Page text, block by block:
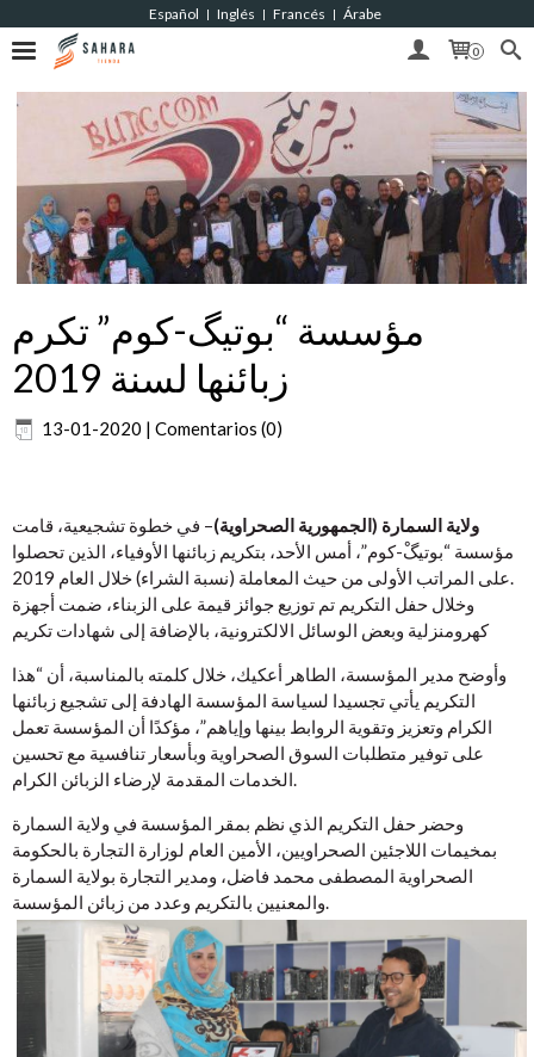
Español | Inglés | Francés | Árabe
0
مؤسسة “بوتيگ-كوم” تكرم
زبائنها لسنة 2019
13-01-2020 | Comentarios (0)
ولاية السمارة (الجمهورية الصحراوية)– في خطوة تشجيعية، قامت
مؤسسة “بوتيگْ-كوم”، أمس الأحد، بتكريم زبائنها الأوفياء، الذين تحصلوا
وخلال حفل التكريم تم توزيع جوائز قيمة على الزبناء، ضمت أجهزة
كهرومنزلية وبعض الوسائل الالكترونية، بالإضافة إلى شهادات تكريم
وأوضح مدير المؤسسة، الطاهر أعكيك، خلال كلمته بالمناسبة، أن “هذا
التكريم يأتي تجسيدا لسياسة المؤسسة الهادفة إلى تشجيع زبائنها
الكرام وتعزيز وتقوية الروابط بينها وإياهم”، مؤكدًا أن المؤسسة تعمل
على توفير متطلبات السوق الصحراوية وبأسعار تنافسية مع تحسين
وحضر حفل التكريم الذي نظم بمقر المؤسسة في ولاية السمارة
بمخيمات اللاجئين الصحراويين، الأمين العام لوزارة التجارة بالحكومة
الصحراوية المصطفى محمد فاضل، ومدير التجارة بولاية السمارة